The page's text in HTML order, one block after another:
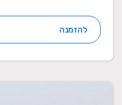
להזמנה